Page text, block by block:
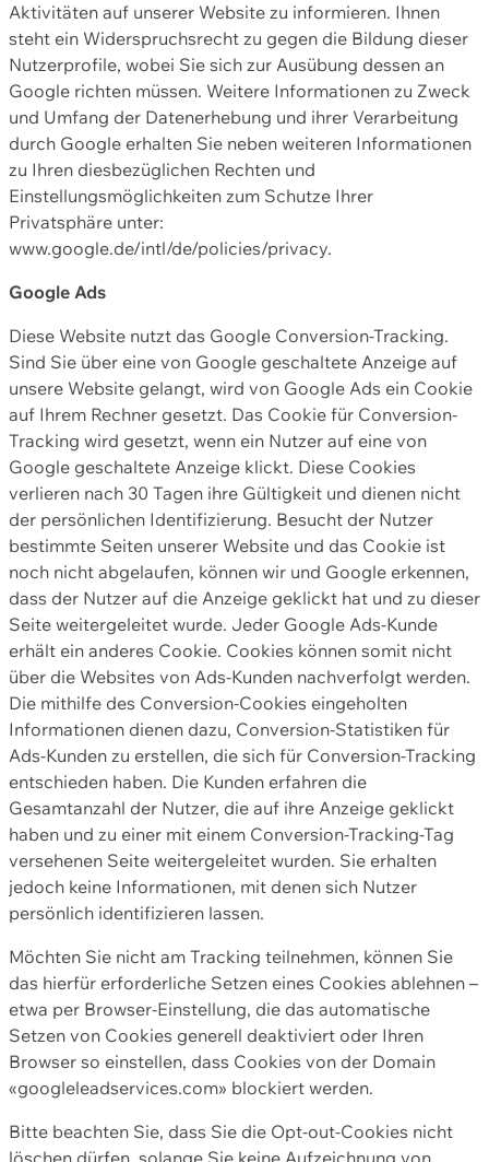
Aktivitäten auf unserer Website zu informieren. Ihnen
steht ein Widerspruchsrecht zu gegen die Bildung dieser
Nutzerprofile, wobei Sie sich zur Ausübung dessen an
Google richten müssen. Weitere Informationen zu Zweck
und Umfang der Datenerhebung und ihrer Verarbeitung
durch Google erhalten Sie neben weiteren Informationen
zu Ihren diesbezüglichen Rechten und
Einstellungsmöglichkeiten zum Schutze Ihrer
Privatsphäre unter:
www.google.de/intl/de/policies/privacy.
Google Ads
Diese Website nutzt das Google Conversion-Tracking.
Sind Sie über eine von Google geschaltete Anzeige auf
unsere Website gelangt, wird von Google Ads ein Cookie
auf Ihrem Rechner gesetzt. Das Cookie für Conversion-
Tracking wird gesetzt, wenn ein Nutzer auf eine von
Google geschaltete Anzeige klickt. Diese Cookies
verlieren nach 30 Tagen ihre Gültigkeit und dienen nicht
der persönlichen Identifizierung. Besucht der Nutzer
bestimmte Seiten unserer Website und das Cookie ist
noch nicht abgelaufen, können wir und Google erkennen,
dass der Nutzer auf die Anzeige geklickt hat und zu dieser
Seite weitergeleitet wurde. Jeder Google Ads-Kunde
erhält ein anderes Cookie. Cookies können somit nicht
über die Websites von Ads-Kunden nachverfolgt werden.
Die mithilfe des Conversion-Cookies eingeholten
Informationen dienen dazu, Conversion-Statistiken für
Ads-Kunden zu erstellen, die sich für Conversion-Tracking
entschieden haben. Die Kunden erfahren die
Gesamtanzahl der Nutzer, die auf ihre Anzeige geklickt
haben und zu einer mit einem Conversion-Tracking-Tag
versehenen Seite weitergeleitet wurden. Sie erhalten
jedoch keine Informationen, mit denen sich Nutzer
persönlich identifizieren lassen.
Möchten Sie nicht am Tracking teilnehmen, können Sie
das hierfür erforderliche Setzen eines Cookies ablehnen –
etwa per Browser-Einstellung, die das automatische
Setzen von Cookies generell deaktiviert oder Ihren
Browser so einstellen, dass Cookies von der Domain
«googleleadservices.com» blockiert werden.
Bitte beachten Sie, dass Sie die Opt-out-Cookies nicht